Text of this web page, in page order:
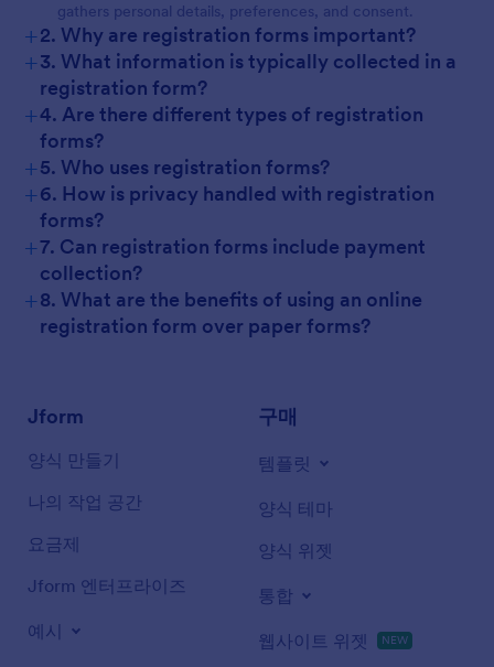
gathers personal details, preferences, and consent.
+2. Why are registration forms important?
+3. What information is typically collected in a
registration form?
+4. Are there different types of registration
forms?
+5. Who uses registration forms?
+6. How is privacy handled with registration
forms?
+7. Can registration forms include payment
collection?
+8. What are the benefits of using an online
registration form over paper forms?
Jform
양식 만들기
나의 작업 공간
요금제
Jform 엔터프라이즈
예시
구매
템플릿
양식 테마
양식 위젯
통합
웹사이트 위젯 NEW